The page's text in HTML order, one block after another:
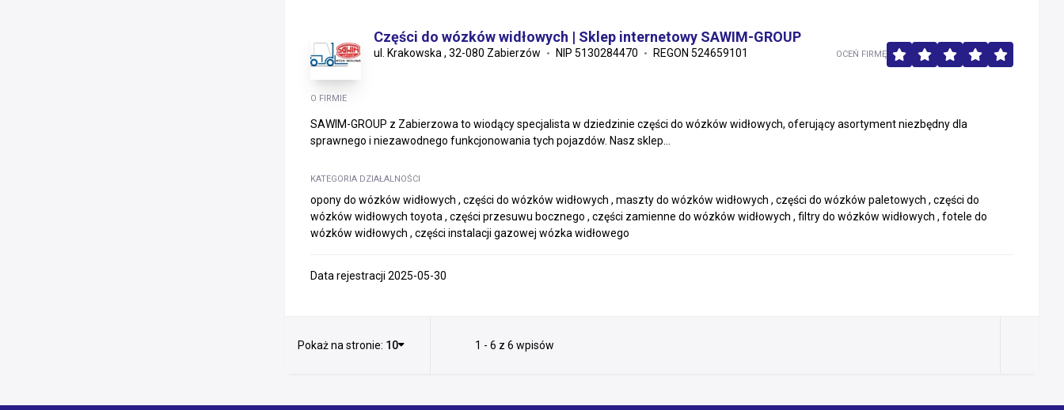
Części do wózków widłowych | Sklep internetowy SAWIM-GROUP
ul. Krakowska , 32-080 Zabierzów NIP 5130284470 REGON 524659101
O FIRMIE
SAWIM-GROUP z Zabierzowa to wiodący specjalista w dziedzinie części do wózków widłowych, oferujący asortyment niezbędny dla
sprawnego i niezawodnego funkcjonowania tych pojazdów. Nasz sklep...
KATEGORIA DZIAŁALNOŚCI
opony do wózków widłowych , części do wózków widłowych , maszty do wózków widłowych , części do wózków paletowych , części do
wózków widłowych toyota , części przesuwu bocznego , części zamienne do wózków widłowych , filtry do wózków widłowych , fotele do
wózków widłowych , części instalacji gazowej wózka widłowego
OCEŃ FIRMĘ
Data rejestracji 2025-05-30
Pokaż na stronie: 10 1 - 6 z 6 wpisów